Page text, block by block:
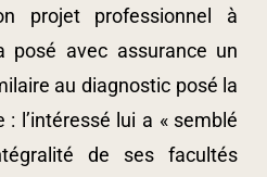
projet professionnel à
posé avec assurance un
au diagnostic posé la
l’intéressé lui a « semblé
de ses facultés